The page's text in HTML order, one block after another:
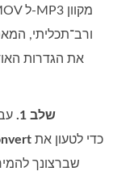
ורב־תכליתי,
את הגדרות
שלב 1.
כדי לטעון את